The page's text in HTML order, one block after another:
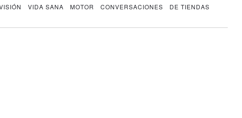
VIDA SANA MOTOR CONVERSACIONES
DE TIENDAS